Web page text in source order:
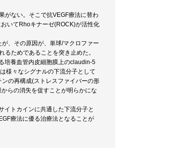
がない。そこで抗VEGF療法に替わ
いてRhoキナーゼ(ROCK)が活性化
、その原因が、単球/マクロファー
ためであることを突き止めた。
培養血管内皮細胞膜上のclaudin-5
様々なシグナルの下流分子として
の再構成(ストレスファイバーの形
らの消失を促すことが明らかにな
イトカインに共通した下流分子と
療法に優る治療法となることが